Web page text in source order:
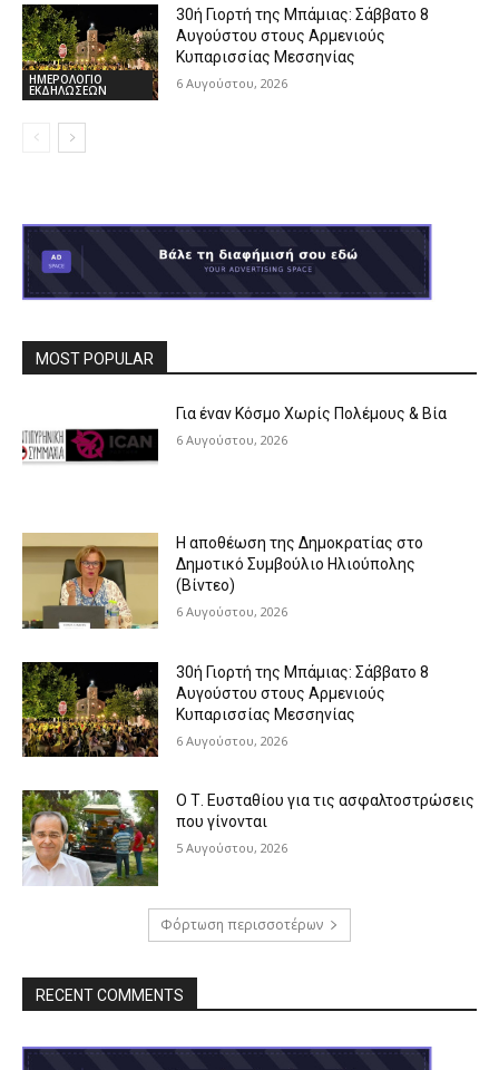
ΗΜΕΡΟΛΟΓΙΟ
ΕΚΔΗΛΩΣΕΩΝ
30ή Γιορτή της Μπάμιας: Σάββατο 8
Αυγούστου στους Αρμενιούς
Κυπαρισσίας Μεσσηνίας
6 Αυγούστου, 2026
MOST POPULAR
Για έναν Κόσμο Χωρίς Πολέμους & Βία
6 Αυγούστου, 2026
Η αποθέωση της Δημοκρατίας στο
Δημοτικό Συμβούλιο Ηλιούπολης
(Βίντεο)
6 Αυγούστου, 2026
30ή Γιορτή της Μπάμιας: Σάββατο 8
Αυγούστου στους Αρμενιούς
Κυπαρισσίας Μεσσηνίας
6 Αυγούστου, 2026
Ο Τ. Ευσταθίου για τις ασφαλτοστρώσεις
που γίνονται
5 Αυγούστου, 2026
Φόρτωση περισσοτέρων
RECENT COMMENTS